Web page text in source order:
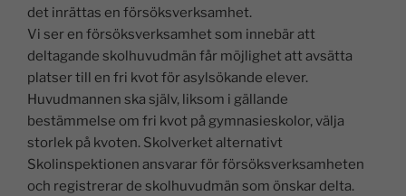
det inrättas en försöksverksamhet.
Vi ser en försöksverksamhet som innebär att
deltagande skolhuvudmän får möjlighet att avsätta
platser till en fri kvot för asylsökande elever.
Huvudmannen ska själv, liksom i gällande
bestämmelse om fri kvot på gymnasieskolor, välja
storlek på kvoten. Skolverket alternativt
Skolinspektionen ansvarar för försöksverksamheten
och registrerar de skolhuvudmän som önskar delta.